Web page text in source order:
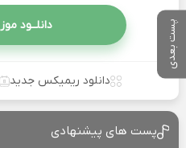
پست بعدی دانلــود
دانلود ریمیکس جدید
پست های پیشنهادی